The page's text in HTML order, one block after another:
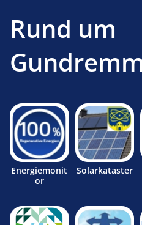
Rund um
Energiemonit
or
Solarkataster